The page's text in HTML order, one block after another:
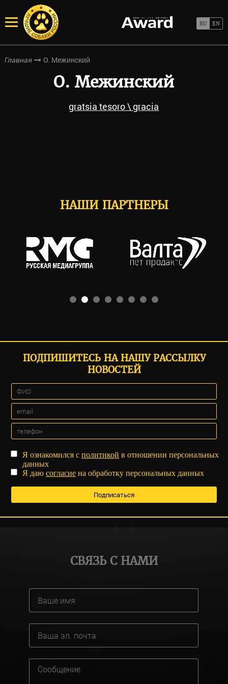
Главная О. Межинский
О. Межинский
gratsia tesoro \ gracia
НАШИ ПАРТНЕРЫ
ПОДПИШИТЕСЬ НА НАШУ РАССЫЛКУ
НОВОСТЕЙ
Я ознакомился сполитикой в отношении персональных
данных
Я даюсогласие на обработку персональных данных
СВЯЗЬ С НАМИ